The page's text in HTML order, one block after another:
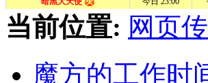
当前位置: 网页
魔方的工作时